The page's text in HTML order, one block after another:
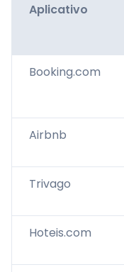
Aplicativo
Booking.com
Airbnb
Trivago
Hoteis.com